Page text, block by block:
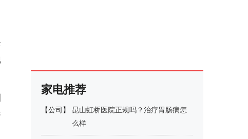
家电推荐
【公司 】
昆山虹桥医院正规吗？治疗胃肠病怎
么样